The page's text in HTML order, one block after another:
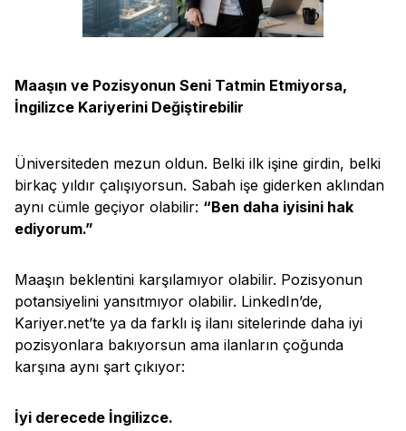
Maaşın ve Pozisyonun Seni Tatmin Etmiyorsa,
İngilizce Kariyerini Değiştirebilir
Üniversiteden mezun oldun. Belki ilk işine girdin, belki
birkaç yıldır çalışıyorsun. Sabah işe giderken aklından
aynı cümle geçiyor olabilir: “Ben daha iyisini hak
ediyorum.”
Maaşın beklentini karşılamıyor olabilir. Pozisyonun
potansiyelini yansıtmıyor olabilir. LinkedIn’de,
Kariyer.net’te ya da farklı iş ilanı sitelerinde daha iyi
pozisyonlara bakıyorsun ama ilanların çoğunda
karşına aynı şart çıkıyor:
İyi derecede İngilizce.